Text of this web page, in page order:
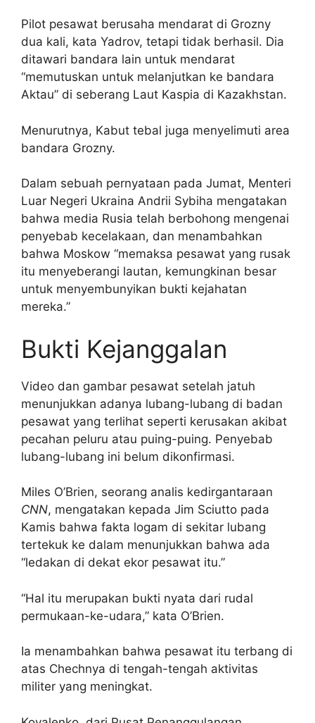
Pilot pesawat berusaha mendarat di Grozny
dua kali, kata Yadrov, tetapi tidak berhasil. Dia
ditawari bandara lain untuk mendarat
“memutuskan untuk melanjutkan ke bandara
Aktau” di seberang Laut Kaspia di Kazakhstan.
Menurutnya, Kabut tebal juga menyelimuti area
bandara Grozny.
Dalam sebuah pernyataan pada Jumat, Menteri
Luar Negeri Ukraina Andrii Sybiha mengatakan
bahwa media Rusia telah berbohong mengenai
penyebab kecelakaan, dan menambahkan
bahwa Moskow “memaksa pesawat yang rusak
itu menyeberangi lautan, kemungkinan besar
untuk menyembunyikan bukti kejahatan
mereka.”
Bukti Kejanggalan
Video dan gambar pesawat setelah jatuh
menunjukkan adanya lubang-lubang di badan
pesawat yang terlihat seperti kerusakan akibat
pecahan peluru atau puing-puing. Penyebab
lubang-lubang ini belum dikonfirmasi.
Miles O’Brien, seorang analis kedirgantaraan
CNN, mengatakan kepada Jim Sciutto pada
Kamis bahwa fakta logam di sekitar lubang
tertekuk ke dalam menunjukkan bahwa ada
“ledakan di dekat ekor pesawat itu.”
“Hal itu merupakan bukti nyata dari rudal
permukaan-ke-udara,” kata O’Brien.
Ia menambahkan bahwa pesawat itu terbang di
atas Chechnya di tengah-tengah aktivitas
militer yang meningkat.